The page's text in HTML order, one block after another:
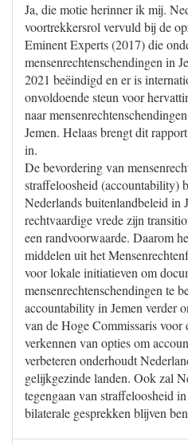
Ja, die motie herinner ik mij.
voortrekkersrol vervuld bij de
Eminent Experts (2017) die
mensenrechtenschendingen in
2021 beëindigd en er is
onvoldoende steun voor
naar
Jemen. Helaas brengt dit
in.
De bevordering van
straffeloosheid (accountability)
Nederlands buitenlandbeleid in
rechtvaardige vrede zijn
een randvoorwaarde. Daarom
middelen uit het
voor lokale initiatieven om
mensenrechtenschendingen te
accountability in Jemen verder
van de Hoge Commissaris voor
verkennen van opties om
verbeteren onderhoudt
gelijkgezinde landen. Ook zal
tegengaan van straffeloosheid
bilaterale gesprekken blijven